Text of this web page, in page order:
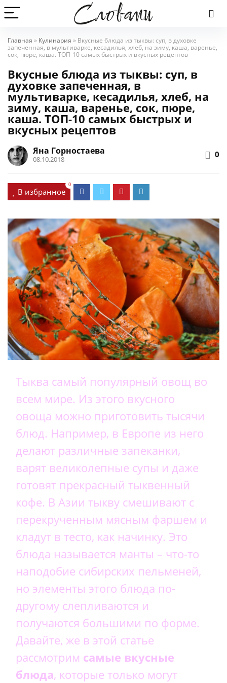
Главная » Кулинария » Вкусные блюда из тыквы: суп, в духовке
запеченная, в мультиварке, кесадилья, хлеб, на зиму, каша, варенье,
сок, пюре, каша. ТОП-10 самых быстрых и вкусных рецептов
Вкусные блюда из тыквы: суп, в
духовке запеченная, в
мультиварке, кесадилья, хлеб, на
зиму, каша, варенье, сок, пюре,
каша. ТОП-10 самых быстрых и
вкусных рецептов
Яна Горностаева
08.10.2018 0
В избранное
0
Тыква самый популярный овощ во
всем мире. Из этого вкусного
овоща можно приготовить тысячи
блюд. Например, в Европе из него
делают различные запеканки,
варят великолепные супы и даже
готовят прекрасный тыквенный
кофе. В Азии тыкву смешивают с
перекрученным мясным фаршем и
кладут в тесто, как начинку. Это
блюда называется манты – что-то
наподобие сибирских пельменей,
но элементы этого блюда по-
другому слепливаются и
получаются большими по форме.
Давайте, же в этой статье
рассмотрим самые вкусные
блюда, которые только могут